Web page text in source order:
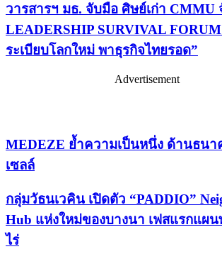
วารสารฯ มธ. จับมือ ศิษย์เก่า CMMU
LEADERSHIP SURVIVAL FORUM
ระเบียบโลกใหม่ พาธุรกิจไทยรอด”
Advertisement
MEDEZE ย้ำความเป็นหนึ่ง ด้านธนา
เซลล์
กลุ่มวัธนเวคิน เปิดตัว “PADDIO”
Hub แห่งใหม่ของบางนา เฟสแรกแผ
ไร่